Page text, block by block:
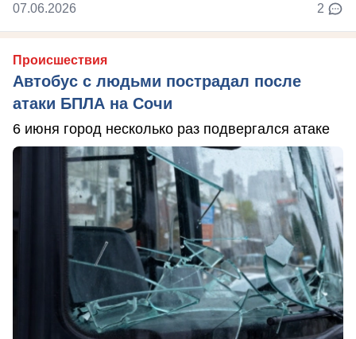
07.06.2026 2
Происшествия
Автобус с людьми пострадал после
атаки БПЛА на Сочи
6 июня город несколько раз подвергался атаке